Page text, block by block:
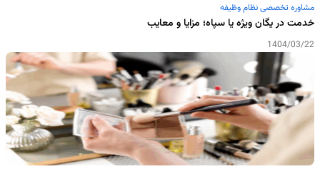
مشاوره تخصصی نظام وظیفه
خدمت در یگان ویژه یا سپاه؛ مزایا و معایب
1404/03/22